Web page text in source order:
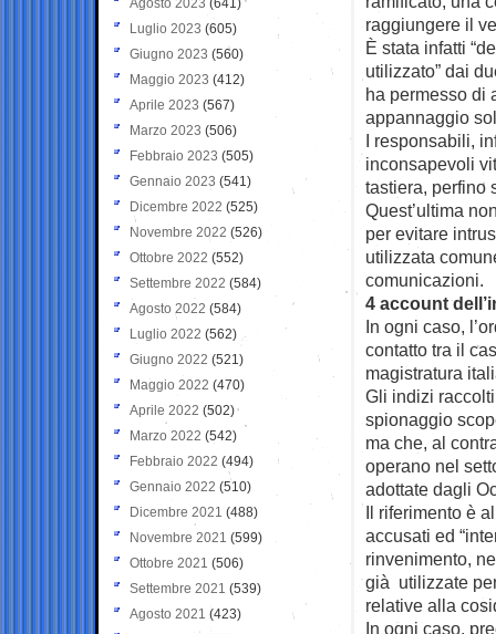
raggiungere il
È stata infatti
utilizzato” dai
ha permesso di
appannaggio
I responsabili,
inconsapevoli
tastiera, perfino
Quest’ultima
per evitare
utilizzata
comunicazioni.
4 account
In ogni caso,
contatto tra il
magistratura
Gli indizi
spionaggio
ma che, al
operano nel
adottate dagli
Il riferimento è
accusati ed
rinvenimento,
già utilizzate
relative alla
In ogni caso,
Agosto 2023 (641)
Luglio 2023 (605)
Giugno 2023 (560)
Maggio 2023 (412)
Aprile 2023 (567)
Marzo 2023 (506)
Febbraio 2023 (505)
Gennaio 2023 (541)
Dicembre 2022 (525)
Novembre 2022 (526)
Ottobre 2022 (552)
Settembre 2022 (584)
Agosto 2022 (584)
Luglio 2022 (562)
Giugno 2022 (521)
Maggio 2022 (470)
Aprile 2022 (502)
Marzo 2022 (542)
Febbraio 2022 (494)
Gennaio 2022 (510)
Dicembre 2021 (488)
Novembre 2021 (599)
Ottobre 2021 (506)
Settembre 2021 (539)
Agosto 2021 (423)